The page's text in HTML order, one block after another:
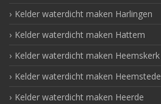
Kelder waterdicht maken Harlingen
Kelder waterdicht maken Hattem
Kelder waterdicht maken Heemskerk
Kelder waterdicht maken Heemstede
Kelder waterdicht maken Heerde